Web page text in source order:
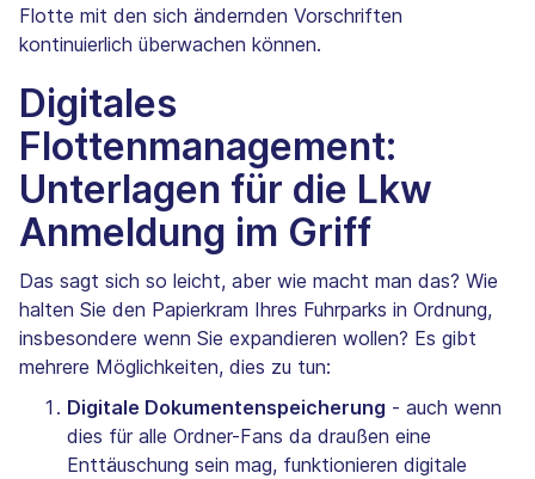
Flotte mit den sich ändernden Vorschriften
kontinuierlich überwachen können.
Digitales
Flottenmanagement:
Unterlagen für die Lkw
Anmeldung im Griff
Das sagt sich so leicht, aber wie macht man das? Wie
halten Sie den Papierkram Ihres Fuhrparks in Ordnung,
insbesondere wenn Sie expandieren wollen? Es gibt
mehrere Möglichkeiten, dies zu tun:
Digitale Dokumentenspeicherung - auch wenn
dies für alle Ordner-Fans da draußen eine
Enttäuschung sein mag, funktionieren digitale